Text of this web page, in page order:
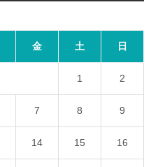
金 土 日
1 2
7 8 9
14 15 16